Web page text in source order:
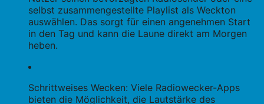
selbst zusammengestellte Playlist als Weckton
auswählen. Das sorgt für einen angenehmen Start
in den Tag und kann die Laune direkt am Morgen
heben.
Schrittweises Wecken: Viele Radiowecker-Apps
bieten die Möglichkeit, die Lautstärke des